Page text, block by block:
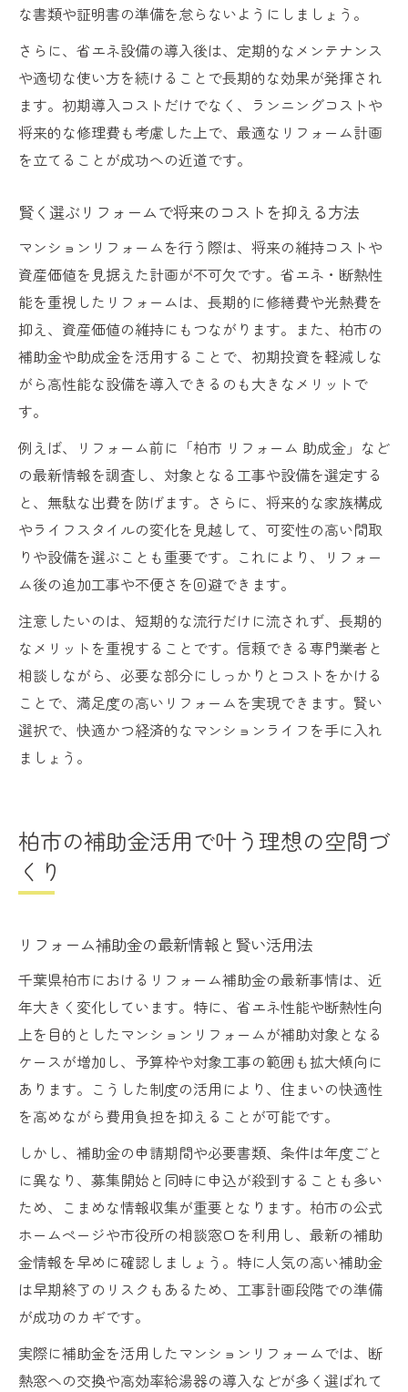
な書類や証明書の準備を怠らないようにしましょう。
さらに、省エネ設備の導入後は、定期的なメンテナンス
や適切な使い方を続けることで長期的な効果が発揮され
ます。初期導入コストだけでなく、ランニングコストや
将来的な修理費も考慮した上で、最適なリフォーム計画
を立てることが成功への近道です。
賢く選ぶリフォームで将来のコストを抑える方法
マンションリフォームを行う際は、将来の維持コストや
資産価値を見据えた計画が不可欠です。省エネ・断熱性
能を重視したリフォームは、長期的に修繕費や光熱費を
抑え、資産価値の維持にもつながります。また、柏市の
補助金や助成金を活用することで、初期投資を軽減しな
がら高性能な設備を導入できるのも大きなメリットで
す。
例えば、リフォーム前に「柏市 リフォーム 助成金」など
の最新情報を調査し、対象となる工事や設備を選定する
と、無駄な出費を防げます。さらに、将来的な家族構成
やライフスタイルの変化を見越して、可変性の高い間取
りや設備を選ぶことも重要です。これにより、リフォー
ム後の追加工事や不便さを回避できます。
注意したいのは、短期的な流行だけに流されず、長期的
なメリットを重視することです。信頼できる専門業者と
相談しながら、必要な部分にしっかりとコストをかける
ことで、満足度の高いリフォームを実現できます。賢い
選択で、快適かつ経済的なマンションライフを手に入れ
ましょう。
柏市の補助金活用で叶う理想の空間づ
くり
リフォーム補助金の最新情報と賢い活用法
千葉県柏市におけるリフォーム補助金の最新事情は、近
年大きく変化しています。特に、省エネ性能や断熱性向
上を目的としたマンションリフォームが補助対象となる
ケースが増加し、予算枠や対象工事の範囲も拡大傾向に
あります。こうした制度の活用により、住まいの快適性
を高めながら費用負担を抑えることが可能です。
しかし、補助金の申請期間や必要書類、条件は年度ごと
に異なり、募集開始と同時に申込が殺到することも多い
ため、こまめな情報収集が重要となります。柏市の公式
ホームページや市役所の相談窓口を利用し、最新の補助
金情報を早めに確認しましょう。特に人気の高い補助金
は早期終了のリスクもあるため、工事計画段階での準備
が成功のカギです。
実際に補助金を活用したマンションリフォームでは、断
熱窓への交換や高効率給湯器の導入などが多く選ばれて